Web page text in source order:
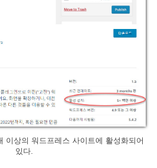
이상의 워드프레스 사이트에 활성화되어
있다.